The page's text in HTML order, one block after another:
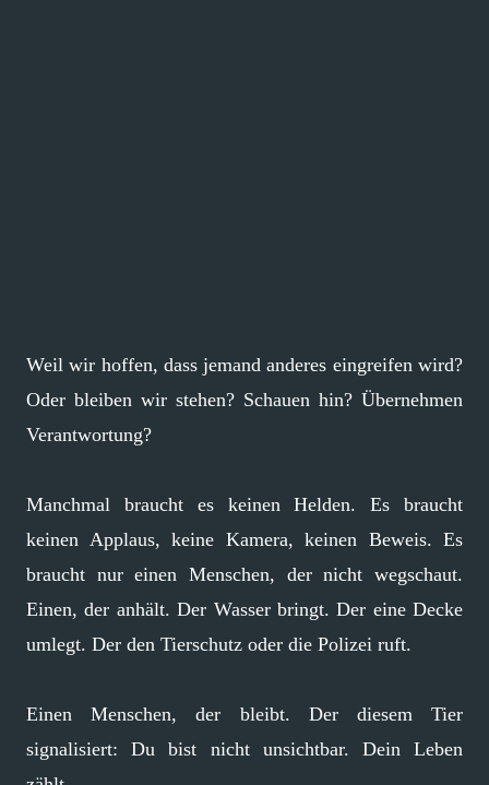
Weil wir hoffen, dass jemand anderes eingreifen wird?
Oder bleiben wir stehen? Schauen hin? Übernehmen
Verantwortung?
Manchmal braucht es keinen Helden. Es braucht
keinen Applaus, keine Kamera, keinen Beweis. Es
braucht nur einen Menschen, der nicht wegschaut.
Einen, der anhält. Der Wasser bringt. Der eine Decke
umlegt. Der den Tierschutz oder die Polizei ruft.
Einen Menschen, der bleibt. Der diesem Tier
signalisiert: Du bist nicht unsichtbar. Dein Leben